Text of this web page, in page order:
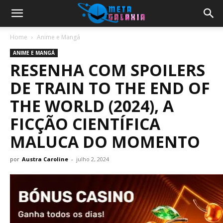
Home Anime e Mangá
ANIME E MANGÁ
RESENHA COM SPOILERS
DE TRAIN TO THE END OF
THE WORLD (2024), A
FICÇÃO CIENTÍFICA
MALUCA DO MOMENTO
por Austra Caroline - julho 2, 2024